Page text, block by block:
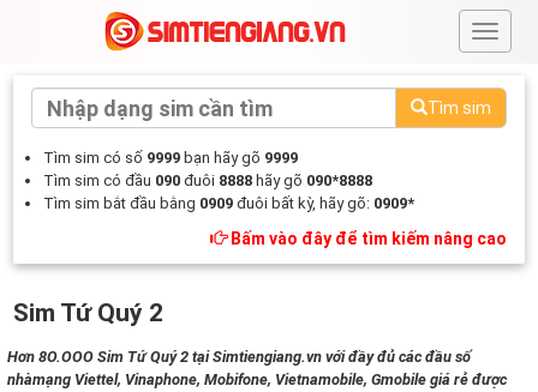
#
Tìm sim
Tìm sim có số 9999 bạn hãy gõ 9999
Tìm sim có đầu 090 đuôi 8888 hãy gõ 090*8888
Tìm sim bắt đầu bằng 0909 đuôi bất kỳ, hãy gõ: 0909*
Bấm vào đây để tìm kiếm nâng cao
Sim Tứ Quý 2
Hơn 8O.OOO Sim Tứ Quý 2 tại Simtiengiang.vn với đầy đủ các đầu số
nhàmạng Viettel, Vinaphone, Mobifone, Vietnamobile, Gmobile giá rẻ được